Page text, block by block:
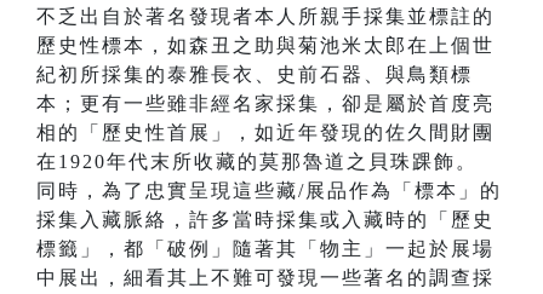
不乏出自於著名發現者本人所親手採集並標註的
歷史性標本，如森丑之助與菊池米太郎在上個世
紀初所採集的泰雅長衣、史前石器、與鳥類標
本；更有一些雖非經名家採集，卻是屬於首度亮
相的「歷史性首展」，如近年發現的佐久間財團
在1920年代末所收藏的莫那魯道之貝珠踝飾。
同時，為了忠實呈現這些藏/展品作為「標本」的
採集入藏脈絡，許多當時採集或入藏時的「歷史
標籤」，都「破例」隨著其「物主」一起於展場
中展出，細看其上不難可發現一些著名的調查採